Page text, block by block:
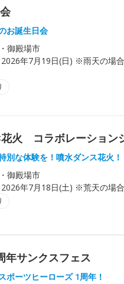
お誕生日会
御殿場市
2026年7月19日(日) ※雨天の場
火 コラボレーション
別な体験を！噴水ダンス花火！
御殿場市
2026年7月18日(土) ※荒天の場
サンクスフェス
ポーツヒーローズ 1周年！